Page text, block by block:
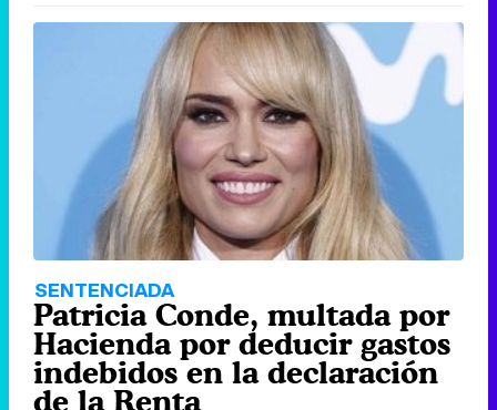
SENTENCIADA
Patricia Conde, multada por
Hacienda por deducir gastos
indebidos en la declaración
de la Renta